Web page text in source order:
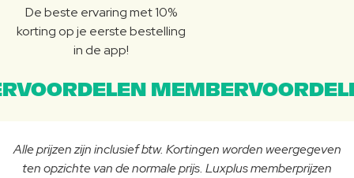
De beste ervaring met 10%
korting op je eerste bestelling
in de app!
Alle prijzen zijn inclusief btw. Kortingen worden weergegeven
ten opzichte van de normale prijs. Luxplus memberprijzen